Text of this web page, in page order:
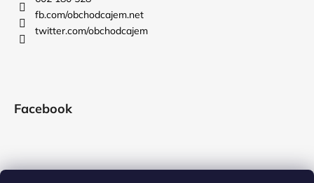
fb.com/obchodcajem.net
twitter.com/obchodcajem
Facebook